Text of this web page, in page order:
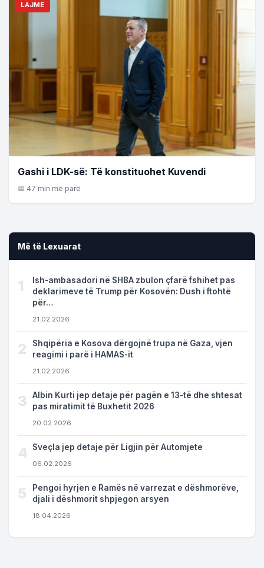
LAJME
Gashi i LDK-së: Të konstituohet Kuvendi
📅 47 min më parë
Më të Lexuarat
1
Ish-ambasadori në SHBA zbulon çfarë fshihet pas
deklarimeve të Trump për Kosovën: Dush i ftohtë
për…
21.02.2026
2
Shqipëria e Kosova dërgojnë trupa në Gaza, vjen
reagimi i parë i HAMAS-it
21.02.2026
3
Albin Kurti jep detaje për pagën e 13-të dhe shtesat
pas miratimit të Buxhetit 2026
20.02.2026
4 Sveçla jep detaje për Ligjin për Automjete
06.02.2026
5
Pengoi hyrjen e Ramës në varrezat e dëshmorëve,
djali i dëshmorit shpjegon arsyen
18.04.2026